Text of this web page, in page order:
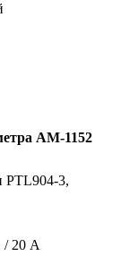
AM-1152
PTL904-3,
/ 20 А